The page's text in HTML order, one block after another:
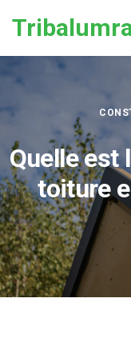
Quelle est
toiture